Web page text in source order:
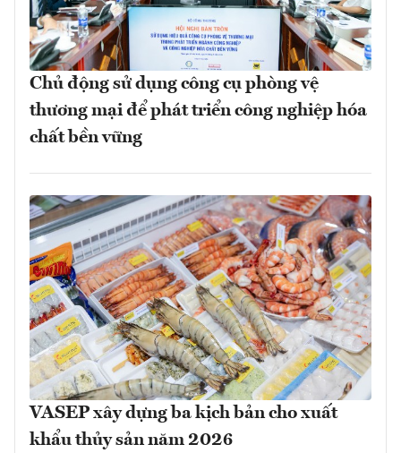
Chủ động sử dụng công cụ phòng vệ
thương mại để phát triển công nghiệp hóa
chất bền vững
VASEP xây dựng ba kịch bản cho xuất
khẩu thủy sản năm 2026